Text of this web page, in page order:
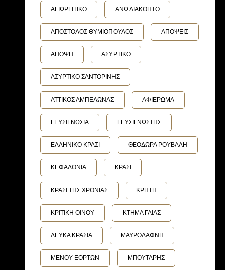
ΑΓΙΩΡΓΙΤΙΚΟ ΑΝΩ ΔΙΑΚΟΠΤΟ
ΑΠΟΣΤΟΛΟΣ ΘΥΜΙΟΠΟΥΛΟΣ ΑΠΟΨΕΙΣ
ΑΠΟΨΗ ΑΣΥΡΤΙΚΟ
ΑΣΥΡΤΙΚΟ ΣΑΝΤΟΡΙΝΗΣ
ΑΤΤΙΚΟΣ ΑΜΠΕΛΩΝΑΣ ΑΦΙΕΡΩΜΑ
ΓΕΥΣΙΓΝΩΣΙΑ ΓΕΥΣΙΓΝΩΣΤΗΣ
ΕΛΛΗΝΙΚΟ ΚΡΑΣΙ ΘΕΟΔΩΡΑ ΡΟΥΒΑΛΗ
ΚΕΦΑΛΟΝΙΑ ΚΡΑΣΙ
ΚΡΑΣΙ ΤΗΣ ΧΡΟΝΙΑΣ ΚΡΗΤΗ
ΚΡΙΤΙΚΗ ΟΙΝΟΥ ΚΤΗΜΑ ΓΑΙΑΣ
ΛΕΥΚΑ ΚΡΑΣΙΑ ΜΑΥΡΟΔΑΦΝΗ
ΜΕΝΟΥ ΕΟΡΤΩΝ ΜΠΟΥΤΑΡΗΣ